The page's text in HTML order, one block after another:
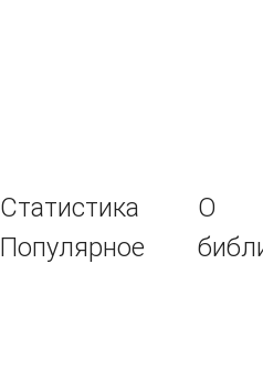
Статистика
Популярное
О